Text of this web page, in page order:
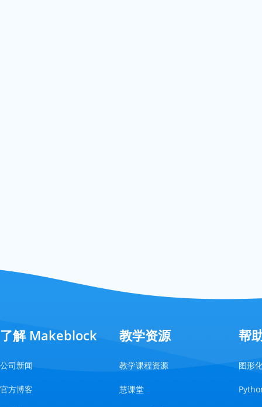
了解 Makeblock
公司新闻
官方博客
教学资源
教学课程资源
慧课堂
帮
图形